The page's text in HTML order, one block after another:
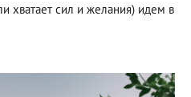
хватает сил и желания) идем в